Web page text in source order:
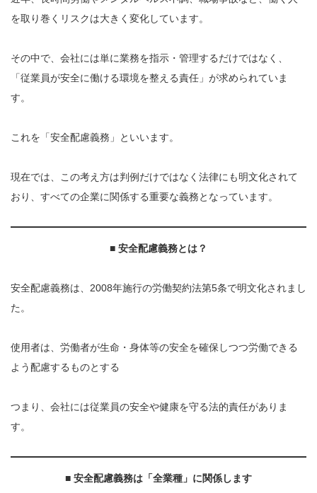
を取り巻くリスクは大きく変化しています。
その中で、会社には単に業務を指示・管理するだけではなく、
「従業員が安全に働ける環境を整える責任」が求められていま
す。
これを「安全配慮義務」といいます。
現在では、この考え方は判例だけではなく法律にも明文化されて
おり、すべての企業に関係する重要な義務となっています。
■ 安全配慮義務とは？
安全配慮義務は、2008年施行の労働契約法第5条で明文化されまし
た。
使用者は、労働者が生命・身体等の安全を確保しつつ労働できる
よう配慮するものとする
つまり、会社には従業員の安全や健康を守る法的責任がありま
す。
■ 安全配慮義務は「全業種」に関係します